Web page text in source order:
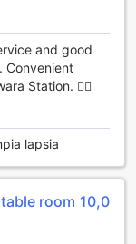
Palvelut
vierailleen
entistä
myös
ilmainen Wi-Fi,
tai
tekee siitä
and good
Convenient
Station. 👍🏻
lapsia
room 10,0